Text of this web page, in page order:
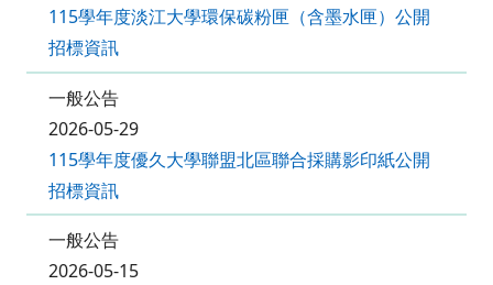
115學年度淡江大學環保碳粉匣（含墨水匣）公開
招標資訊
一般公告
2026-05-29
115學年度優久大學聯盟北區聯合採購影印紙公開
招標資訊
一般公告
2026-05-15